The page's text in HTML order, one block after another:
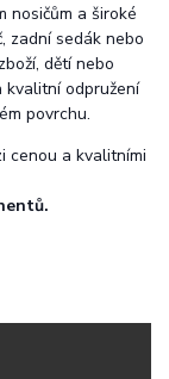
nosičům a široké
zadní sedák nebo
dětí nebo
kvalitní odpružení
povrchu.
cenou a kvalitními